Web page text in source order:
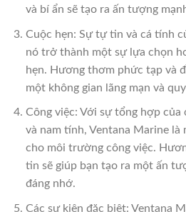
và bí ẩn sẽ tạo ra ấn tượng
Cuộc hẹn: Sự tự tin và cá tính
nó trở thành một sự lựa chọn
hẹn. Hương thơm phức tạp và
một không gian lãng mạn và
Công việc: Với sự tổng hợp
và nam tính, Ventana Marine
cho môi trường công việc.
tin sẽ giúp bạn tạo ra một ấn
đáng nhớ.
Các sự kiện đặc biệt: Ventana